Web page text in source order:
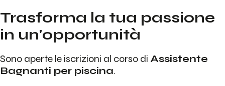
Trasforma la tua passione
in un'opportunità
Sono aperte le iscrizioni al corso di Assistente
Bagnanti per piscina.